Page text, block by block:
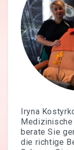
Iryna
berate Sie
die richtige